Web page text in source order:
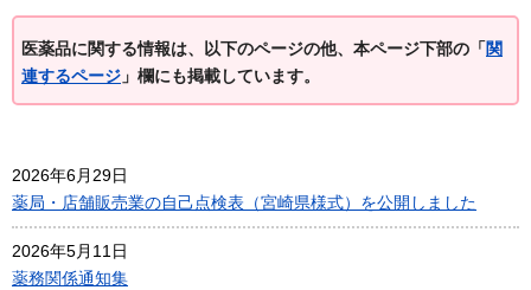
医薬品に関する情報は、以下のページの他、本ページ下部の「関
連するページ 」欄にも掲載しています。
2026年6月29日
薬局・店舗販売業の自己点検表（宮崎県様式）を公開しました
2026年5月11日
薬務関係通知集